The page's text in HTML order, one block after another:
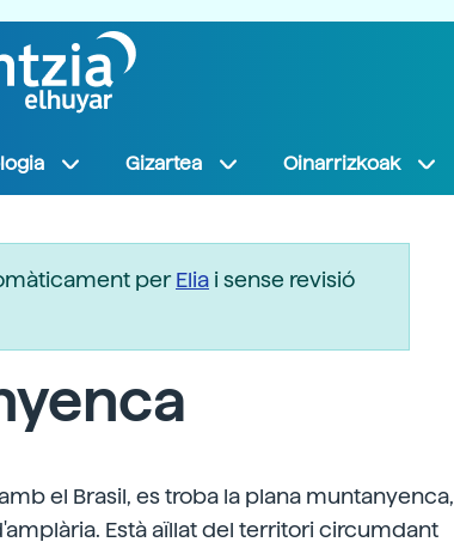
Gizartea Oinarrizkoak
perElia i sense revisió
el Brasil, es troba la plana muntanyenca,
Està aïllat del territori circumdant